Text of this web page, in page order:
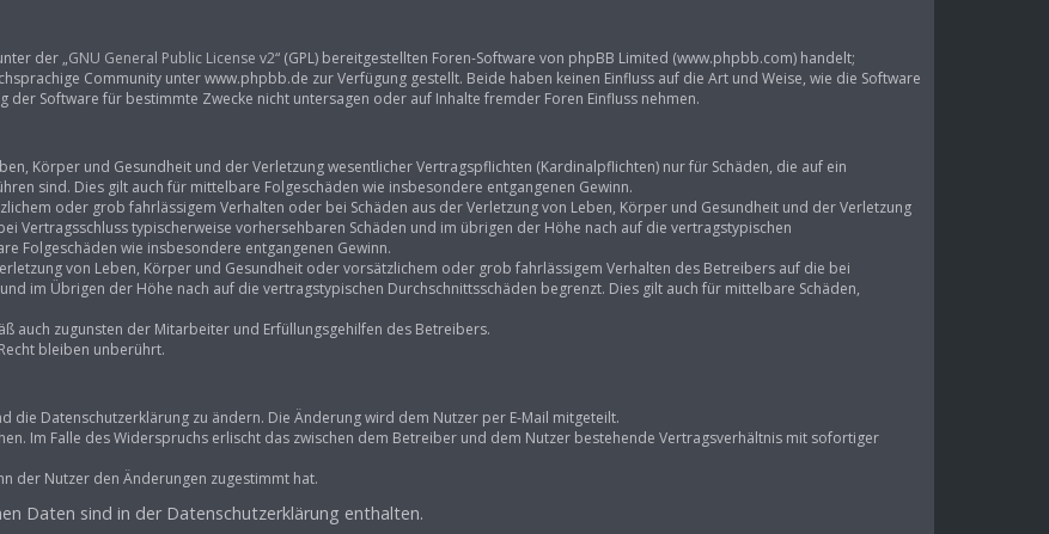
der „GNU General Public License v2“ (GPL) bereitgestellten Foren-Software von phpBB Limited (www.phpbb.com) handelt;
Community unter www.phpbb.de zur Verfügung gestellt. Beide haben keinen Einfluss auf die Art und Weise, wie die Software
Software für bestimmte Zwecke nicht untersagen oder auf Inhalte fremder Foren Einfluss nehmen.
Körper und Gesundheit und der Verletzung wesentlicher Vertragspflichten (Kardinalpflichten) nur für Schäden, die auf ein
sind. Dies gilt auch für mittelbare Folgeschäden wie insbesondere entgangenen Gewinn.
oder grob fahrlässigem Verhalten oder bei Schäden aus der Verletzung von Leben, Körper und Gesundheit und der Verletzung
Vertragsschluss typischerweise vorhersehbaren Schäden und im übrigen der Höhe nach auf die vertragstypischen
Folgeschäden wie insbesondere entgangenen Gewinn.
von Leben, Körper und Gesundheit oder vorsätzlichem oder grob fahrlässigem Verhalten des Betreibers auf die bei
im Übrigen der Höhe nach auf die vertragstypischen Durchschnittsschäden begrenzt. Dies gilt auch für mittelbare Schäden,
auch zugunsten der Mitarbeiter und Erfüllungsgehilfen des Betreibers.
bleiben unberührt.
die Datenschutzerklärung zu ändern. Die Änderung wird dem Nutzer per E-Mail mitgeteilt.
Im Falle des Widerspruchs erlischt das zwischen dem Betreiber und dem Nutzer bestehende Vertragsverhältnis mit sofortiger
der Nutzer den Änderungen zugestimmt hat.
Daten sind in der Datenschutzerklärung enthalten.